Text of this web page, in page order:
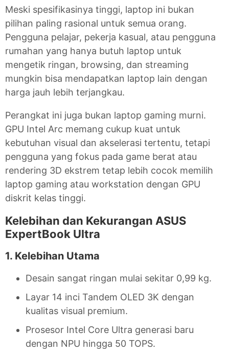
Meski spesifikasinya tinggi, laptop ini bukan
pilihan paling rasional untuk semua orang.
Pengguna pelajar, pekerja kasual, atau pengguna
rumahan yang hanya butuh laptop untuk
mengetik ringan, browsing, dan streaming
mungkin bisa mendapatkan laptop lain dengan
harga jauh lebih terjangkau.
Perangkat ini juga bukan laptop gaming murni.
GPU Intel Arc memang cukup kuat untuk
kebutuhan visual dan akselerasi tertentu, tetapi
pengguna yang fokus pada game berat atau
rendering 3D ekstrem tetap lebih cocok memilih
laptop gaming atau workstation dengan GPU
diskrit kelas tinggi.
Kelebihan dan Kekurangan ASUS
ExpertBook Ultra
1. Kelebihan Utama
Desain sangat ringan mulai sekitar 0,99 kg.
Layar 14 inci Tandem OLED 3K dengan
kualitas visual premium.
Prosesor Intel Core Ultra generasi baru
dengan NPU hingga 50 TOPS.